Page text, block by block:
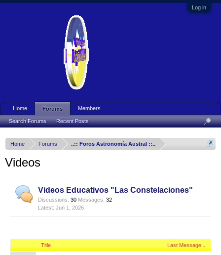
Log in
Home Forums ..:: Foros Astronomía Austral ::..
Videos
Videos Educativos "Las Constelaciones"
Discussions: 30 Messages: 32
Jun 1, 2026
Title Last Message ↓
Home Forums
Search Forums Recent Posts
Members